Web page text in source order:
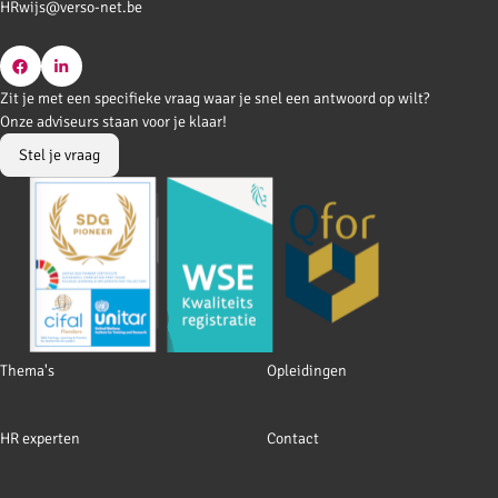
HRwijs@verso-net.be
Go
to
Facebook
Go
to
LinkedIn
Footer
Thema's Opleidingen
HR experten Contact
Zit je met een specifieke vraag waar je snel een antwoord op wilt?
Onze adviseurs staan voor je klaar!
Stel je vraag